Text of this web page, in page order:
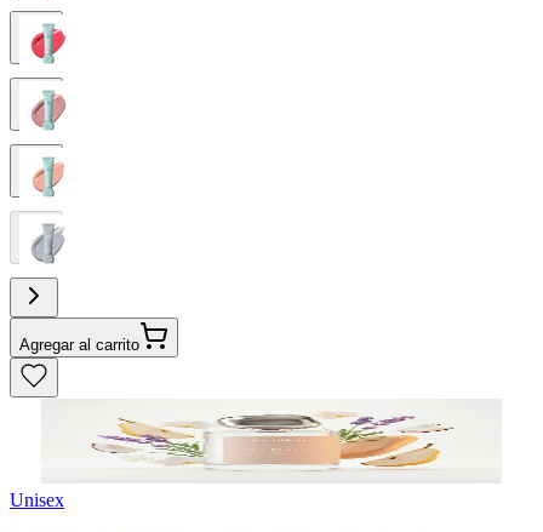
Agregar al carrito
Unisex